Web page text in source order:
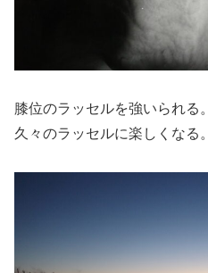
膝位のラッセルを強いられる。
久々のラッセルに楽しくなる。